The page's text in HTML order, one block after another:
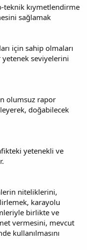
teknik kıymetlendirme
sağlamak
için sahip olmaları
seviyelerini
olumsuz rapor
doğabilecek
yetenekli ve
niteliklerini,
karayolu
birlikte ve
vermesini, mevcut
kullanılmasını